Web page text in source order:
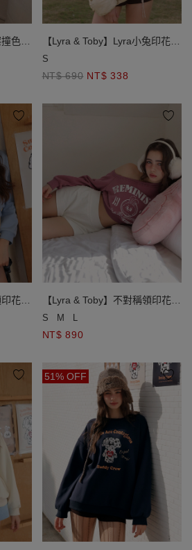
色線
綁帶)
【Lyra & Toby】Lyra小兔印花圓
領長袖短版上衣
S
NT$ 690 NT$ 338
花長
【Lyra & Toby】不對稱領印花長
袖短版大學 TEE
S M L
NT$ 890
51% OFF